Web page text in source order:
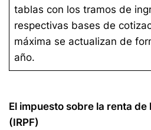
tablas con los tramos de
respectivas bases de
máxima se actualizan de
año.
El impuesto sobre la renta
(IRPF)